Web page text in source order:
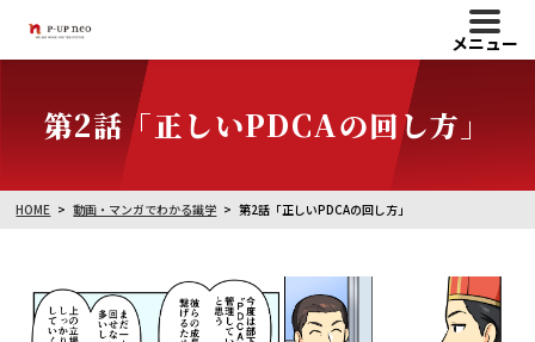
メニュー
第2話「正しいPDCAの回し方」
HOME 動画・マンガでわかる識学 第2話「正しいPDCAの回し方」